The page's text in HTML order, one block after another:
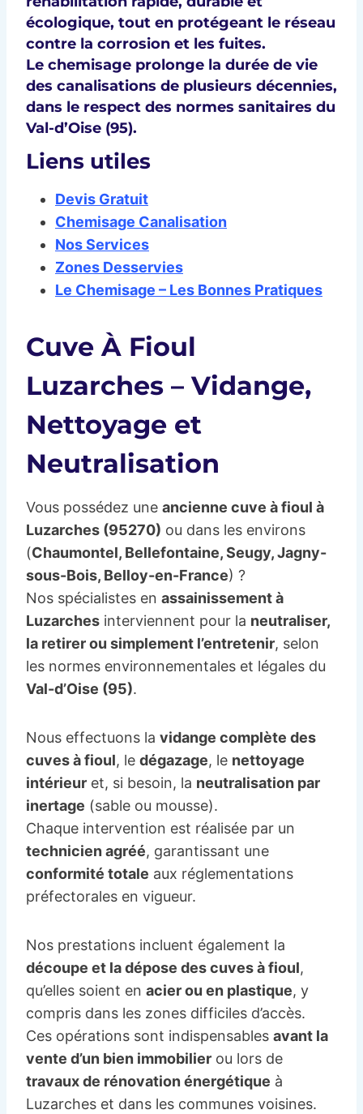
écologique, tout en protégeant le réseau
contre la corrosion et les fuites.
Le chemisage prolonge la durée de vie
des canalisations de plusieurs décennies,
dans le respect des normes sanitaires du
Val-d’Oise (95).
Liens utiles
Devis Gratuit
Chemisage Canalisation
Nos Services
Zones Desservies
Le Chemisage – Les Bonnes Pratiques
Cuve À Fioul
Luzarches – Vidange,
Nettoyage et
Neutralisation
Vous possédez une ancienne cuve à fioul à
Luzarches (95270) ou dans les environs
(Chaumontel, Bellefontaine, Seugy, Jagny-
sous-Bois, Belloy-en-France) ?
Nos spécialistes en assainissement à
Luzarches interviennent pour la neutraliser,
la retirer ou simplement l’entretenir, selon
les normes environnementales et légales du
Val-d’Oise (95).
Nous effectuons la vidange complète des
cuves à fioul, le dégazage, le nettoyage
intérieur et, si besoin, la neutralisation par
inertage (sable ou mousse).
Chaque intervention est réalisée par un
technicien agréé, garantissant une
conformité totale aux réglementations
préfectorales en vigueur.
Nos prestations incluent également la
découpe et la dépose des cuves à fioul,
qu’elles soient en acier ou en plastique, y
compris dans les zones difficiles d’accès.
Ces opérations sont indispensables avant la
vente d’un bien immobilier ou lors de
travaux de rénovation énergétique à
Luzarches et dans les communes voisines.